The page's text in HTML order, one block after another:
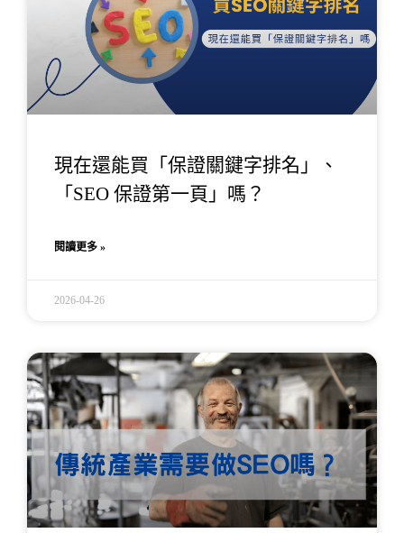
現在還能買「保證關鍵字排名」、
「SEO 保證第一頁」嗎？
閱讀更多 »
2026-04-26